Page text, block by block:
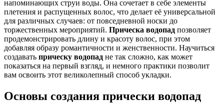
напоминающих струи воды. Она сочетает в себе элементы
плетения и распущенных волос, что делает её универсальной
для различных случаев: от повседневной носки до
торжественных мероприятий. Прическа водопад позволяет
продемонстрировать длину и красоту волос, при этом
добавляя образу романтичности и женственности. Научиться
создавать прическу водопад не так сложно, как может
показаться на первый взгляд, и немного практики позволит
вам освоить этот великолепный способ укладки.
Основы создания прически водопад